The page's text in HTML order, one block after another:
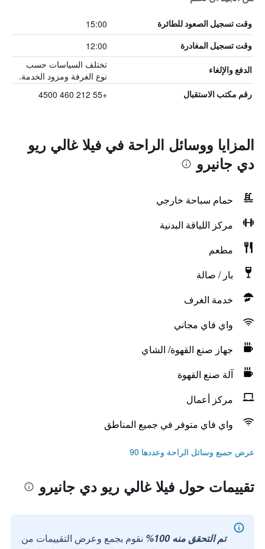
وقت تسجيل الصعود للطائرة 15:00
وقت تسجيل المغادرة 12:00
الدفع والإلغاء
تختلف السياسات حسب
نوع الغرفة ومزود الخدمة.
رقم مكتب الاستقبال +55 212 460 4500
المزايا ووسائل الراحة في فيلا غالي ريو
دي جانيرو
حمام سباحة خارجي
مركز اللياقة البدنية
مطعم
بار / صالة
خدمة الغرف
واي فاي مجاني
جهاز صنع القهوة/ الشاي
آلة صنع القهوة
مركز أعمال
واي فاي متوفر في جميع المناطق
عرض جميع وسائل الراحة وعددها 90
تقييمات حول فيلا غالي ريو دي جانيرو
تم التحقق منه 100%
نقوم بجمع وعرض التقييمات من